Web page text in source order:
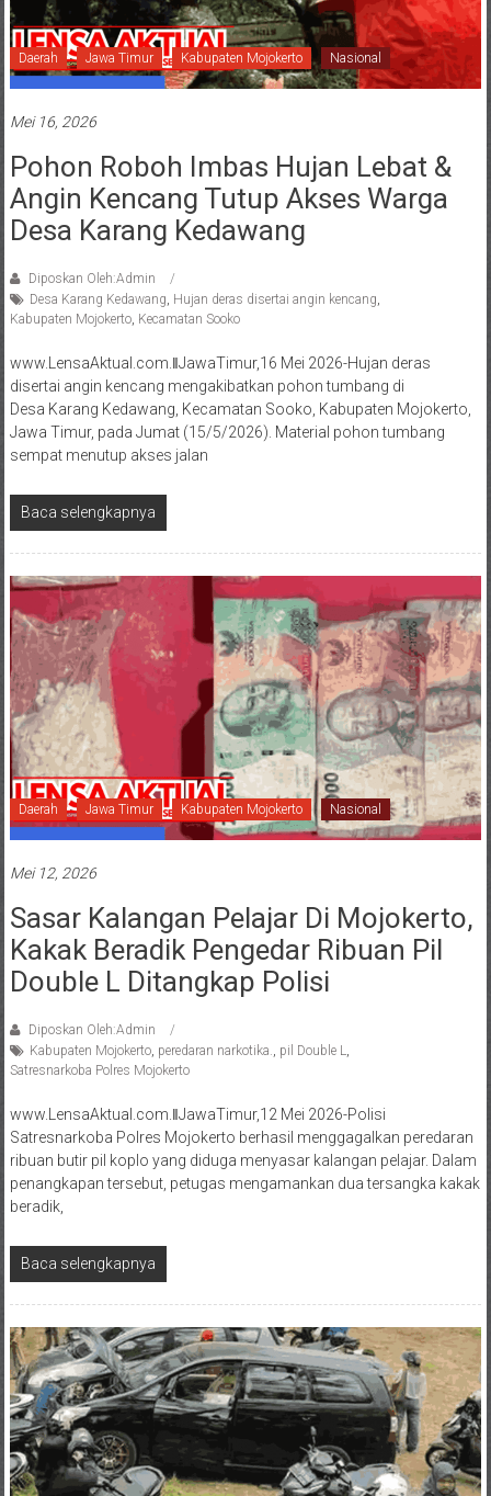
Daerah Jawa Timur Kabupaten Mojokerto Nasional
Mei 16, 2026
Pohon Roboh Imbas Hujan Lebat &
Angin Kencang Tutup Akses Warga
Desa Karang Kedawang
Diposkan Oleh:Admin
Desa Karang Kedawang, Hujan deras disertai angin kencang,
Kabupaten Mojokerto, Kecamatan Sooko
www.LensaAktual.com.ǁJawaTimur,16 Mei 2026-Hujan deras
disertai angin kencang mengakibatkan pohon tumbang di
Desa Karang Kedawang, Kecamatan Sooko, Kabupaten Mojokerto,
Jawa Timur, pada Jumat (15/5/2026). Material pohon tumbang
sempat menutup akses jalan
Baca selengkapnya
Daerah Jawa Timur Kabupaten Mojokerto Nasional
Mei 12, 2026
Sasar Kalangan Pelajar Di Mojokerto,
Kakak Beradik Pengedar Ribuan Pil
Double L Ditangkap Polisi
Diposkan Oleh:Admin
Kabupaten Mojokerto, peredaran narkotika., pil Double L,
Satresnarkoba Polres Mojokerto
www.LensaAktual.com.ǁJawaTimur,12 Mei 2026-Polisi
Satresnarkoba Polres Mojokerto berhasil menggagalkan peredaran
ribuan butir pil koplo yang diduga menyasar kalangan pelajar. Dalam
penangkapan tersebut, petugas mengamankan dua tersangka kakak
beradik,
Baca selengkapnya